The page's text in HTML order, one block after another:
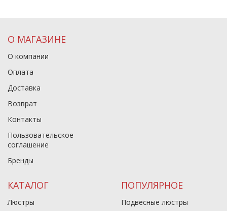
О МАГАЗИНЕ
О компании
Оплата
Доставка
Возврат
Контакты
Пользовательское
соглашение
Бренды
КАТАЛОГ
Люстры
ПОПУЛЯРНОЕ
Подвесные люстры